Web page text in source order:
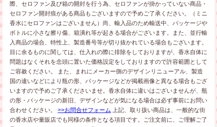
際、セロファン及び箱の開封を行う為、セロファンが掛かっていない商品・
セロファン開封痕がある商品もございますので予めご了承ください。（ミニ
香水にセロファンはございません）尚、輸入品のため輸送中、パッケージや
ボトルに小さな擦り傷、箱潰れ等が起きる場合がございます。また、並行輸
入商品の場合、特性上、製造番号等が切り抜かれている場合もございます。
目に余るものに関しては、仕入れの際に排除をしておりますが、香水自体に
問題はなくそれを念頭に置いた価格設定をしておりますので許容範囲として
ご容赦ください。
また、まれにメーカー側のデザインリニューアル、製造
国の違いなどにより瓶の形、パッケージなどが掲載画像と異なる場合もござ
いますので予めご了承くださいませ。香水自体に違いはございませんが、瓶
の形・パッケージの新旧、デザインなどが気になる場合は必ず事前にお問い
合わせください。
>>お問合せフォーム 上記、取り扱い商品は、一般的な街
の香水店や量販店でも同様の条件となる項目です。ご注文前に、ご理解ご了